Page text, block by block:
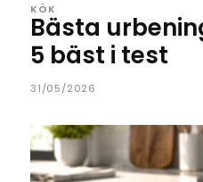
KÖK
Bästa
5 bäst i test
31/05/2026